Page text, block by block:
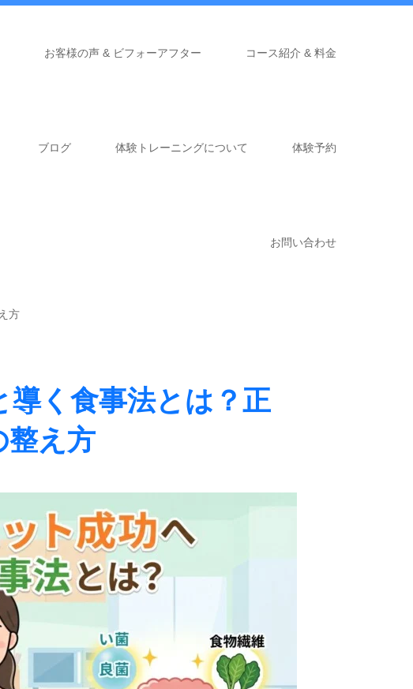
お客様の声 & ビフォーアフター コース紹介 & 料金
ブログ 体験トレーニングについて 体験予約
お問い合わせ
方
く食事法とは？正
整え方